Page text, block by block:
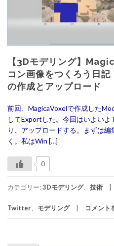
【3Dモデリング】
コン画像をつくろう日
の作成とアップロード
前回、MagicaVoxelで作成した
してExportした。今回はいよい
り、アップロードする。まずは
く。私はWin […]
0
カテゴリー:3Dモデリング、 技術
Twitter、 モデリング コメント